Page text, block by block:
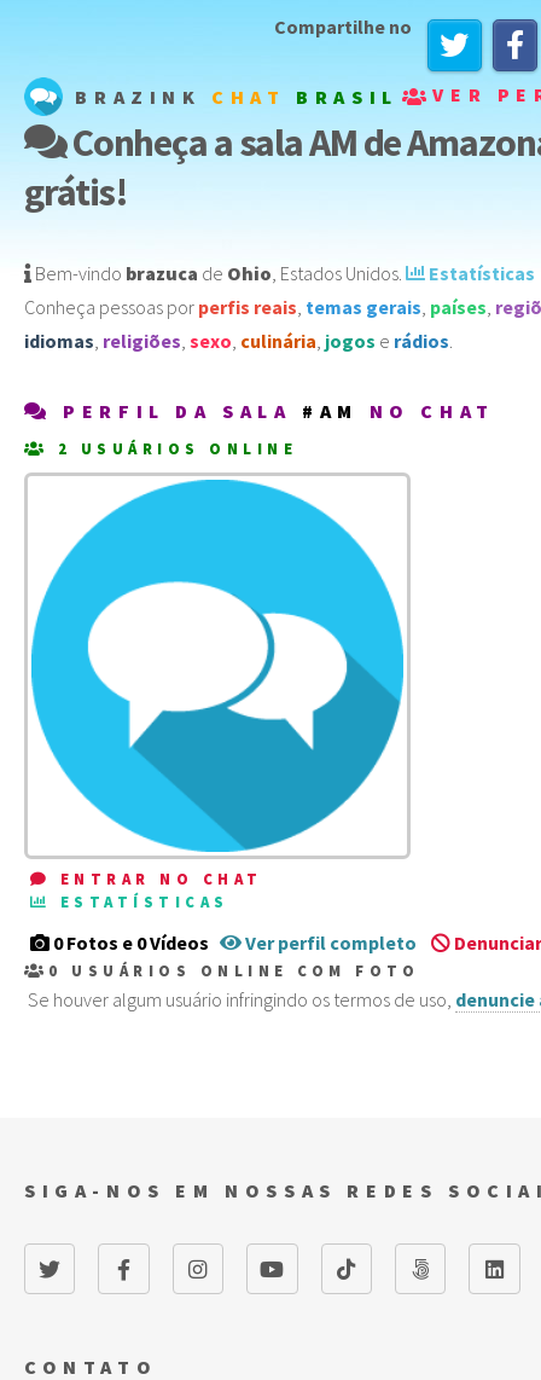
BRAZINK CHAT BRASIL VER
Compartilhe no
Conheça a sala AM de
grátis!
Bem-vindo brazuca de Ohio Estados Unidos
Estatísticas
Conheça pessoas por perfis reais temas gerais países
idiomas religiões sexo culinária jogos e rádios
PERFIL DA SALA #AM NO CHAT
2 USUÁRIOS ONLINE
ENTRAR NO CHAT
ESTATÍSTICAS
0 Fotos e 0 Vídeos Ver perfil completo
0 USUÁRIOS ONLINE COM FOTO
Se houver algum usuário infringindo os termos de uso, denuncie
CONTATO
SIGA-NOS EM NOSSAS REDES